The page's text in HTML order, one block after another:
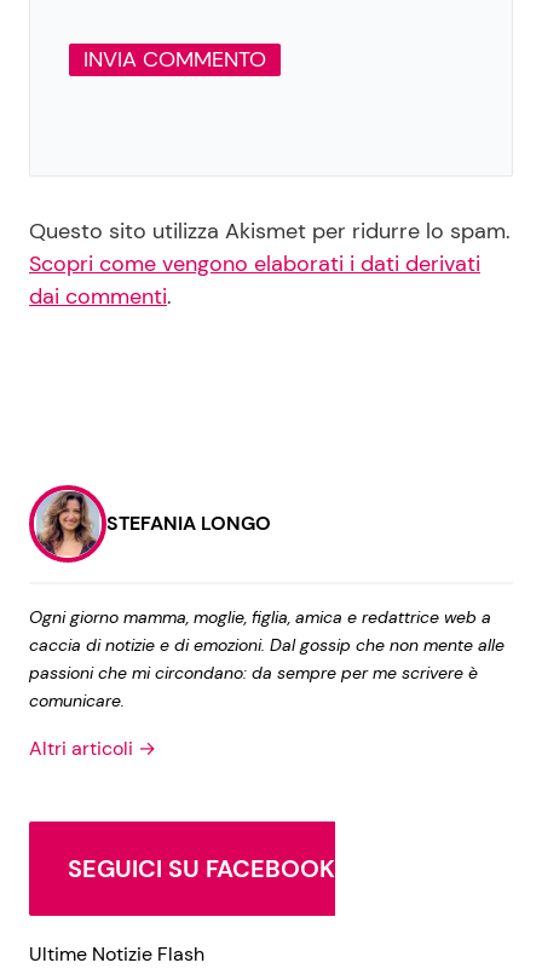
Questo sito utilizza Akismet per ridurre lo spam.
Scopri come vengono elaborati i dati derivati
dai commenti.
STEFANIA LONGO
Ogni giorno mamma, moglie, figlia, amica e redattrice web a
caccia di notizie e di emozioni. Dal gossip che non mente alle
passioni che mi circondano: da sempre per me scrivere è
comunicare.
Altri articoli →
SEGUICI SU FACEBOOK
Ultime Notizie Flash